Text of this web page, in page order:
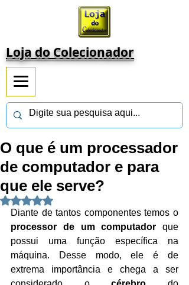
Loja do Colecionador
O que é um processador
de computador e para
que ele serve?
Avaliado com NaN de 5 estrelas.
processor de um computador que
possui uma função específica na
máquina. Desse modo, ele é de
extrema importância e chega a ser